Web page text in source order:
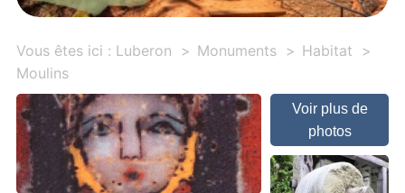
Vous êtes ici : Luberon Monuments
Habitat
Moulins
Voir plus de
photos